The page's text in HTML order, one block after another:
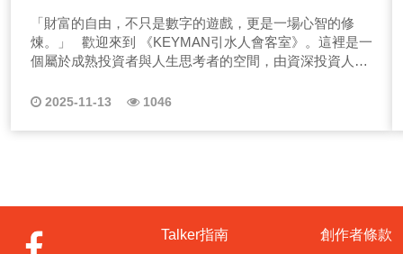
客室｜陪你聊投資，也聊人生的流動哲
學
「財富的自由，不只是數字的遊戲，更是一場心智的修
煉。」 歡迎來到 《KEYMAN引水人會客室》。這裡是一
個屬於成熟投資者與人生思考者的空間，由資深投資人與
（Harbor Pilot）」為核心意象—就像一位熟悉潮流與水勢
定、且從容地找到自己的航道。 KEYMAN引水人會客
錢」，更是學會 「掌舵自己的人生」。 他常說：「投資
是一場修行，看似操作外匯、股票、基金、匯率，其實都
2025-11-13 1046
Talker指南 創作者條款